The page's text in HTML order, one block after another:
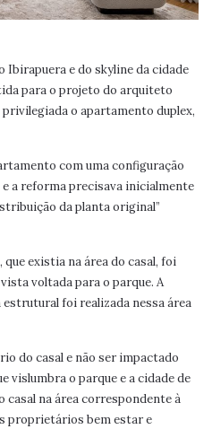
Ibirapuera e do skyline da cidade
para o projeto do arquiteto
privilegiada o apartamento duplex,
com uma configuração
a reforma precisava inicialmente
da planta original”
existia na área do casal, foi
voltada para o parque. A
foi realizada nessa área
do casal e não ser impactado
vislumbra o parque e a cidade de
casal na área correspondente à
proprietários bem estar e